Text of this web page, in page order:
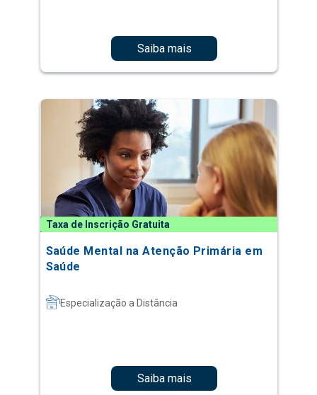
Saiba mais
Taxa de Inscrição Gratuita
Saúde Mental na Atenção Primária em
Saúde
Especialização a Distância
Saiba mais